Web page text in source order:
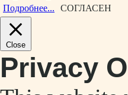
Подробнее... СОГЛАСЕН
Close
Privacy